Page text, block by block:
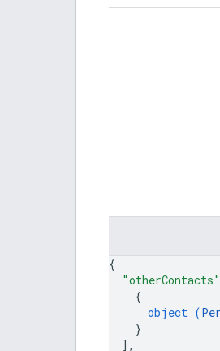
{
"otherContacts"
{
object (
}
] ,